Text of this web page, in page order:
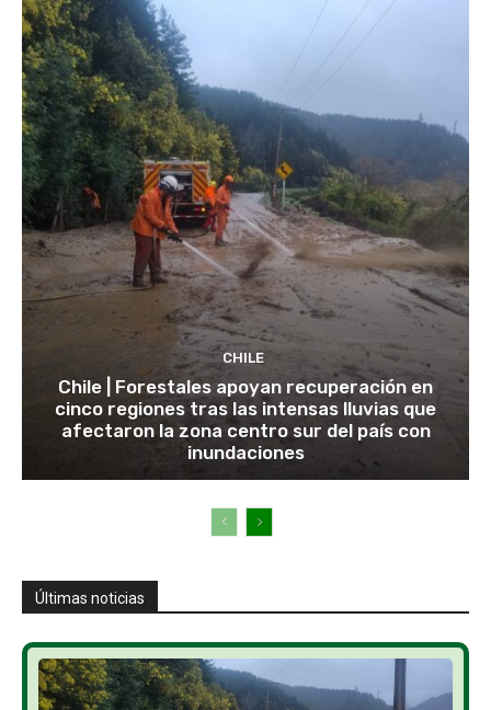
CHILE
Chile | Forestales apoyan recuperación en
cinco regiones tras las intensas lluvias que
afectaron la zona centro sur del país con
inundaciones
Últimas noticias